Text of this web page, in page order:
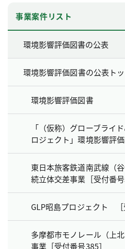
事業案件リスト
環境影響評価図書の公表
環境影響評価図書の公表ト
環境影響評価図書
「（仮称）グローブライ
ロジェクト」環境影響評
東日本旅客鉄道南武線（
続立体交差事業［受付番号
GLP昭島プロジェクト ［
多摩都市モノレール（上
事業［受付番号385］